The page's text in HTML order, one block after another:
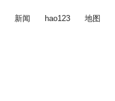
新闻 hao123 地图